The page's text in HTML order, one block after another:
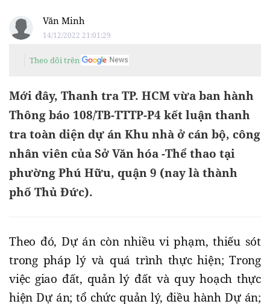
Văn Minh
14/12/2022 21:01:29
Theo dõi trên
Mới đây, Thanh tra TP. HCM vừa ban hành
Thông báo 108/TB-TTTP-P4 kết luận thanh
tra toàn diện dự án Khu nhà ở cán bộ, công
nhân viên của Sở Văn hóa -Thể thao tại
phường Phú Hữu, quận 9 (nay là thành
phố Thủ Đức).
Theo đó, Dự án còn nhiều vi phạm, thiếu sót
trong pháp lý và quá trình thực hiện; Trong
việc giao đất, quản lý đất và quy hoạch thực
hiện Dự án; tổ chức quản lý, điều hành Dự án;